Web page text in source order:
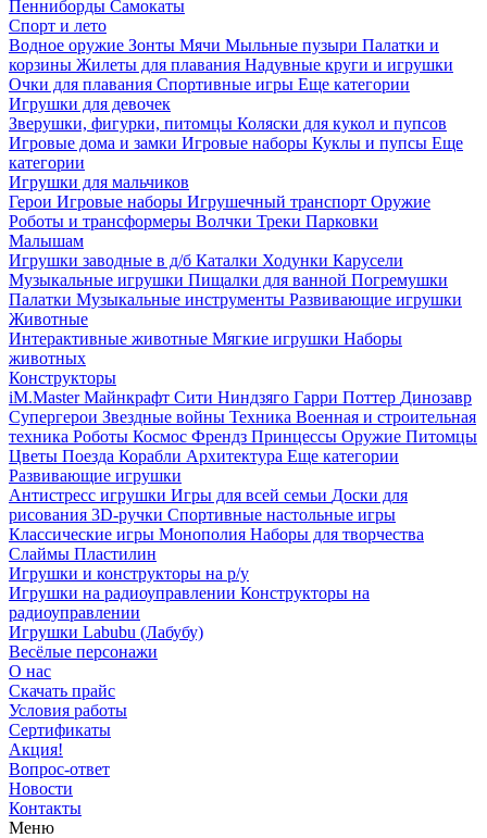
Пенниборды Самокаты
Спорт и лето
Водное оружие Зонты Мячи Мыльные пузыри Палатки и
корзины Жилеты для плавания Надувные круги и игрушки
Очки для плавания Спортивные игры Еще категории
Игрушки для девочек
Зверушки, фигурки, питомцы Коляски для кукол и пупсов
Игровые дома и замки Игровые наборы Куклы и пупсы Еще
категории
Игрушки для мальчиков
Герои Игровые наборы Игрушечный транспорт Оружие
Роботы и трансформеры Волчки Треки Парковки
Малышам
Игрушки заводные в д/б Каталки Ходунки Карусели
Музыкальные игрушки Пищалки для ванной Погремушки
Палатки Музыкальные инструменты Развивающие игрушки
Животные
Интерактивные животные Мягкие игрушки Наборы
животных
Конструкторы
iM.Master Майнкрафт Сити Ниндзяго Гарри Поттер Динозавр
Супергерои Звездные войны Техника Военная и строительная
техника Роботы Космос Френдз Принцессы Оружие Питомцы
Цветы Поезда Корабли Архитектура Еще категории
Развивающие игрушки
Антистресс игрушки Игры для всей семьи Доски для
рисования 3D-ручки Спортивные настольные игры
Классические игры Монополия Наборы для творчества
Слаймы Пластилин
Игрушки и конструкторы на р/у
Игрушки на радиоуправлении Конструкторы на
радиоуправлении
Игрушки Labubu (Лабубу)
Весёлые персонажи
О нас
Скачать прайс
Условия работы
Сертификаты
Акция!
Вопрос-ответ
Новости
Контакты
Меню